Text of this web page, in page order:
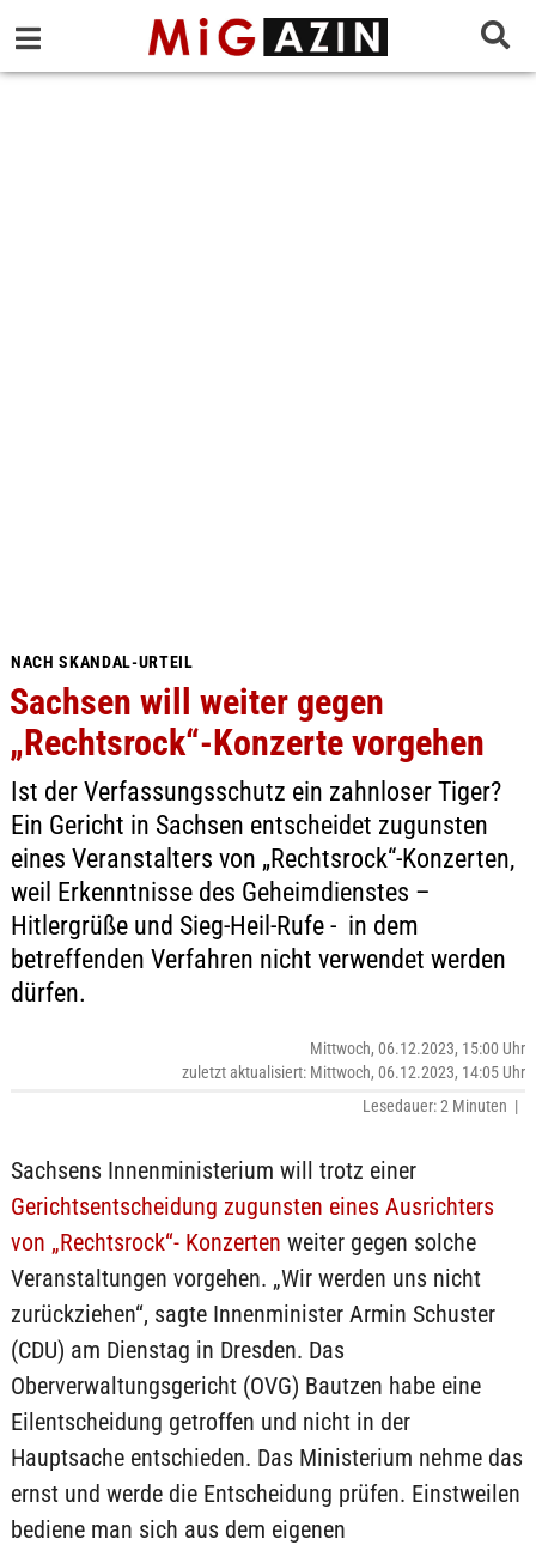
NACH SKANDAL-URTEIL
Sachsen will weiter gegen
„Rechtsrock“-Konzerte vorgehen
Ist der Verfassungsschutz ein zahnloser Tiger?
Ein Gericht in Sachsen entscheidet zugunsten
eines Veranstalters von „Rechtsrock“-Konzerten,
weil Erkenntnisse des Geheimdienstes –
Hitlergrüße und Sieg-Heil-Rufe - in dem
betreffenden Verfahren nicht verwendet werden
dürfen.
Mittwoch, 06.12.2023, 15:00 Uhr
zuletzt aktualisiert: Mittwoch, 06.12.2023, 14:05 Uhr
Lesedauer: 2 Minuten |
Sachsens Innenministerium will trotz einer
Gerichtsentscheidung zugunsten eines Ausrichters
von „Rechtsrock“- Konzerten weiter gegen solche
Veranstaltungen vorgehen. „Wir werden uns nicht
zurückziehen“, sagte Innenminister Armin Schuster
(CDU) am Dienstag in Dresden. Das
Oberverwaltungsgericht (OVG) Bautzen habe eine
Eilentscheidung getroffen und nicht in der
Hauptsache entschieden. Das Ministerium nehme das
ernst und werde die Entscheidung prüfen. Einstweilen
bediene man sich aus dem eigenen